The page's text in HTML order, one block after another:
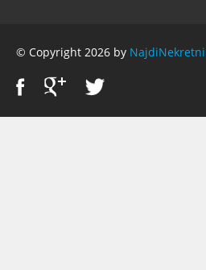
© Copyright 2026 by